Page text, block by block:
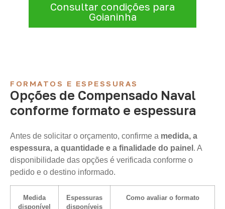
Consultar condições para
Goianinha
FORMATOS E ESPESSURAS
Opções de Compensado Naval
conforme formato e espessura
Antes de solicitar o orçamento, confirme a medida, a
espessura, a quantidade e a finalidade do painel . A
disponibilidade das opções é verificada conforme o
pedido e o destino informado.
Medida
disponível
Espessuras
disponíveis
Como avaliar o formato